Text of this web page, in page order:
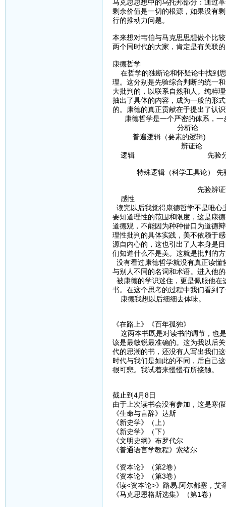
马克思思想中的乌托邦部分：通过
剩余价值是一切的根源，如果没有
行的推动力问题。
本来想对韦伯与马克思思想做个比
两个同时代的大家，肯定是有关联
康德哲学
在哲学的独断论和怀疑论中找到
理。这分别是先验综合判断的统一
大批判的，以联系自然和人。纯粹
抽出了具体的内容，成为一般的形
的。康德的真正贡献在于提出了认
康德哲学是一个严密的体系，一
分析论
普遍逻辑（要素的逻辑)
辨证论
逻辑 先验分
特殊逻辑（科学工具论）
先验辨证
感性
读完以后我觉得康德哲学不是唯
要知道理性的范围和限度，这是康
道德观，不能因为种种借口为道德
理性批判的具体实践，美不依赖于
源自内心的，这也引出了人本身是
们知道什么不是美。这就是批判的
没有看过康德哲学就没有真正读
与别人不同的名词和术语。进入他
被康德的学识迷住，更是佩服他
书。在这个思考的过程中我们看到
康德我想以后细细去体味。
《在路上》《百年孤独》
这两本书既是对读书的调节，也
该是最敏锐最准确的。这为我以后
代的思潮的书，还没有人写出我们
时代与我们是如此的不同，后自己
很可悲。我试着来慢慢有所接触。
截止到4月8日
由于上次读书会没有参加，这是寒
《生命与言辞》达斯
《新史学》（上）
《新史学》（下）
《文明史纲》布罗代尔
《普通语言学教程》索绪尔
《资本论》（第2卷）
《资本论》（第3卷）
《读<资本论>》路易.阿尔都塞，艾
《马克思恩格斯选集》（第1卷）